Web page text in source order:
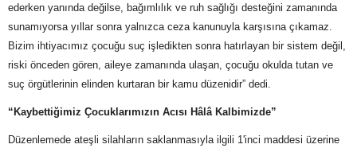
ederken yanında değilse, bağımlılık ve ruh sağlığı desteğini zamanında
sunamıyorsa yıllar sonra yalnızca ceza kanunuyla karşısına çıkamaz.
Bizim ihtiyacımız çocuğu suç işledikten sonra hatırlayan bir sistem değil,
riski önceden gören, aileye zamanında ulaşan, çocuğu okulda tutan ve
suç örgütlerinin elinden kurtaran bir kamu düzenidir” dedi.
“Kaybettiğimiz Çocuklarımızın Acısı Hâlâ Kalbimizde”
Düzenlemede ateşli silahların saklanmasıyla ilgili 1'inci maddesi üzerine